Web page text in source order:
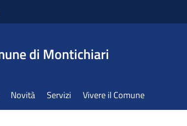
di Montichiari
Novità Servizi Vivere il Comune